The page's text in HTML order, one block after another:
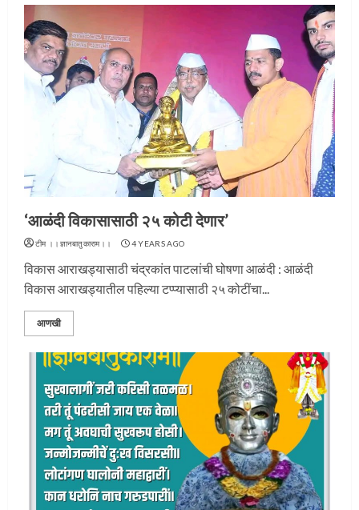
‘आळंदी विकासासाठी २५ कोटी देणार’
टीम ।।ज्ञानबातुकाराम।। 4 YEARS AGO
विकास आराखड्यासाठी चंद्रकांत पाटलांची घोषणा आळंदी : आळंदी
विकास आराखड्यातील पहिल्या टप्प्यासाठी २५ कोटींचा...
आणखी
प्रस्थान सोहळ्यासाठी आळंदी सज्ज